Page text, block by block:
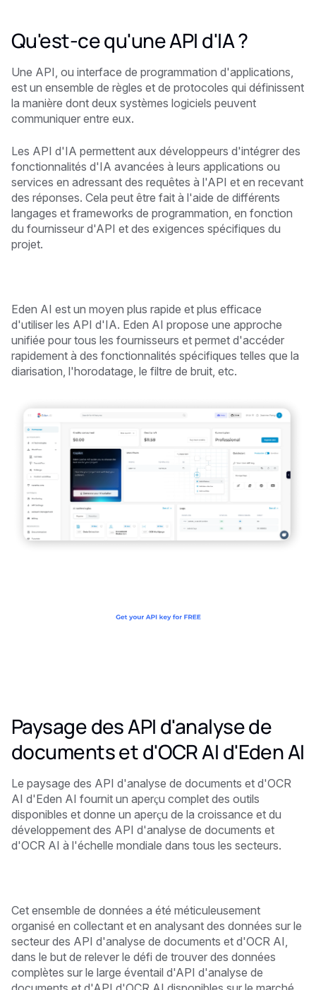
Qu'est-ce qu'une API d'IA ?
Une API, ou interface de programmation d'applications,
est un ensemble de règles et de protocoles qui définissent
la manière dont deux systèmes logiciels peuvent
communiquer entre eux.
Les API d'IA permettent aux développeurs d'intégrer des
fonctionnalités d'IA avancées à leurs applications ou
services en adressant des requêtes à l'API et en recevant
des réponses. Cela peut être fait à l'aide de différents
langages et frameworks de programmation, en fonction
du fournisseur d'API et des exigences spécifiques du
projet.
Eden AI est un moyen plus rapide et plus efficace
d'utiliser les API d'IA. Eden AI propose une approche
unifiée pour tous les fournisseurs et permet d'accéder
rapidement à des fonctionnalités spécifiques telles que la
diarisation, l'horodatage, le filtre de bruit, etc.
Paysage des API d'analyse de
documents et d'OCR AI d'Eden AI
Le paysage des API d'analyse de documents et d'OCR
AI d'Eden AI fournit un aperçu complet des outils
disponibles et donne un aperçu de la croissance et du
développement des API d'analyse de documents et
d'OCR AI à l'échelle mondiale dans tous les secteurs.
Cet ensemble de données a été méticuleusement
organisé en collectant et en analysant des données sur le
secteur des API d'analyse de documents et d'OCR AI,
dans le but de relever le défi de trouver des données
complètes sur le large éventail d'API d'analyse de